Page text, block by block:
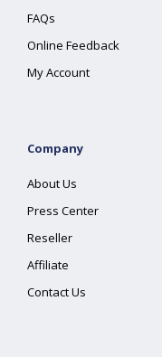
FAQs
Online Feedback
My Account
Company
About Us
Press Center
Reseller
Affiliate
Contact Us